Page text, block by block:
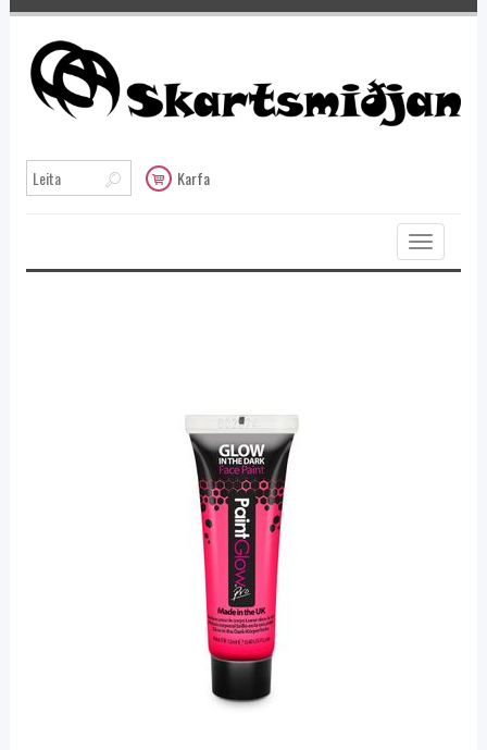
Karfa
Toggle
navigation